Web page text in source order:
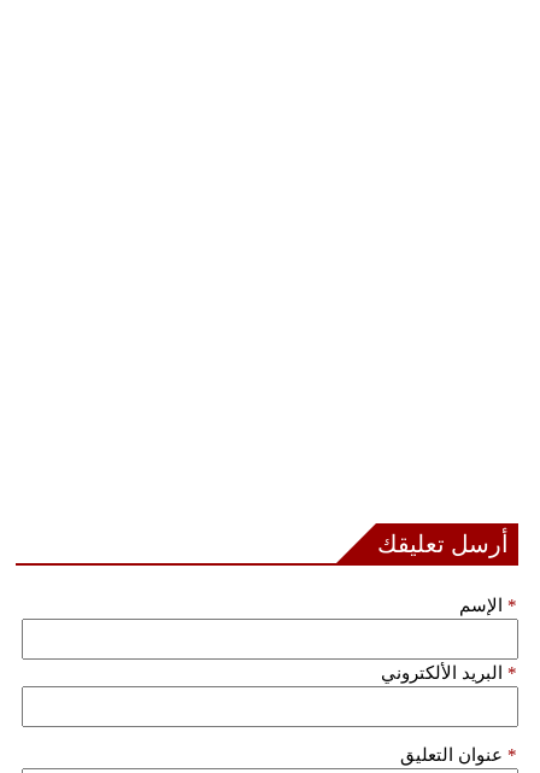
أرسل تعليقك
الإسم *
البريد الألكتروني *
عنوان التعليق *